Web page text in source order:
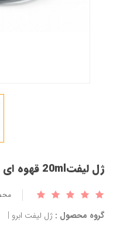
ژل لیفت20ml قهوه ای تیره ابرو
گروه محصول : ژل لیفت ابرو |